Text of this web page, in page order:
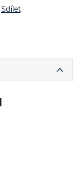
Sdílet